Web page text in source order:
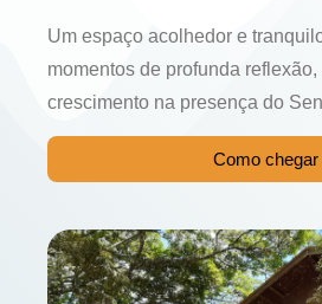
Um espaço acolhedor e
momentos de profunda
crescimento na presença do
Como chegar